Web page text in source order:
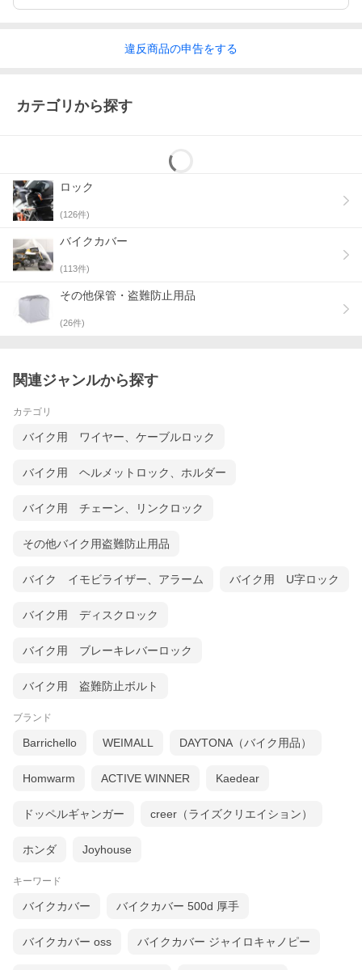
違反商品の申告をする
カテゴリから探す
ロック
(126件)
バイクカバー
(113件)
その他保管・盗難防止用品
(26件)
関連ジャンルから探す
カテゴリ
バイク用 ワイヤー、ケーブルロック
バイク用 ヘルメットロック、ホルダー
バイク用 チェーン、リンクロック
その他バイク用盗難防止用品
バイク イモビライザー、アラーム バイク用 U字ロック
バイク用 ディスクロック
バイク用 ブレーキレバーロック
バイク用 盗難防止ボルト
ブランド
Barrichello WEIMALL DAYTONA（バイク用品）
Homwarm ACTIVE WINNER Kaedear
ドッペルギャンガー creer（ライズクリエイション）
ホンダ Joyhouse
キーワード
バイクカバー バイクカバー 500d 厚手
バイクカバー oss バイクカバー ジャイロキャノピー